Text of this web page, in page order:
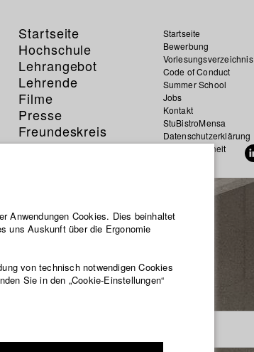
Startseite
Hochschule
Lehrangebot
Lehrende
Filme
Presse
Freundeskreis
Service
Startseite
Bewerbung
Vorlesungsverzeichnis
Code of Conduct
Summer School
Jobs
Kontakt
StuBistroMensa
Datenschutzerklärung
Datensicherheit
Anwendungen Cookies. Dies beinhaltet
uns Auskunft über die Ergonomie
von technisch notwendigen Cookies
Sie in den „Cookie-Einstellungen“